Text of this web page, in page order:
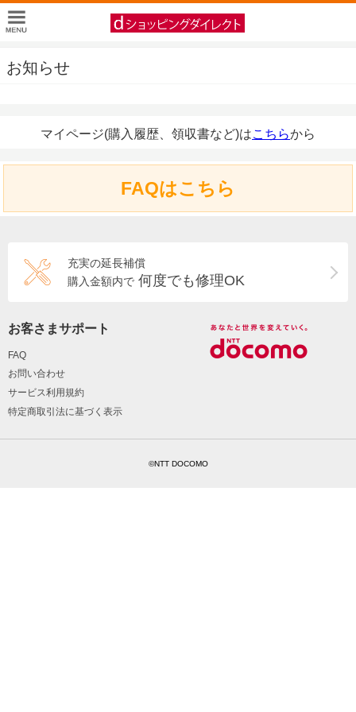
お知らせ
マイページ(購入履歴、領収書など)はこちらから
FAQはこちら
充実の延長補償
購入金額内で 何度でも修理OK
お客さまサポート
FAQ
お問い合わせ
サービス利用規約
特定商取引法に基づく表示
©NTT DOCOMO